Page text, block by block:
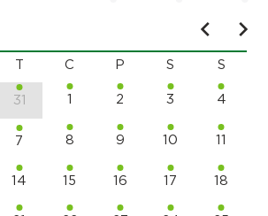
C P S S
31 1 2 3 4
7 8 9 10 11
14 15 16 17 18